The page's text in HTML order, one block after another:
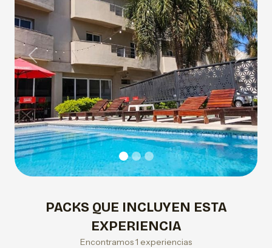
Previous Next
PACKS QUE INCLUYEN ESTA
EXPERIENCIA
Encontramos 1 experiencias